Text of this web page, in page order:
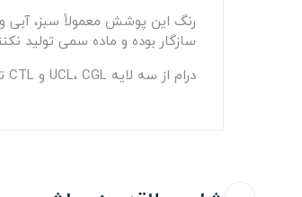
رنگ این پوشش معمولاً سبز، آبی
سازگار بوده و ماده سمی تولید
درام از سه لایه UCL، CGL و CTL تشکیل شده است. نقش اصلی درام انتقال تونر بر روی کاغذ است که اینکار بوسیله بار منفی الکترونیکی انجام می شود.